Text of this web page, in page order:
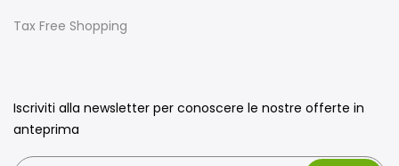
Tax Free Shopping
Iscriviti alla newsletter per conoscere le nostre offerte in
anteprima